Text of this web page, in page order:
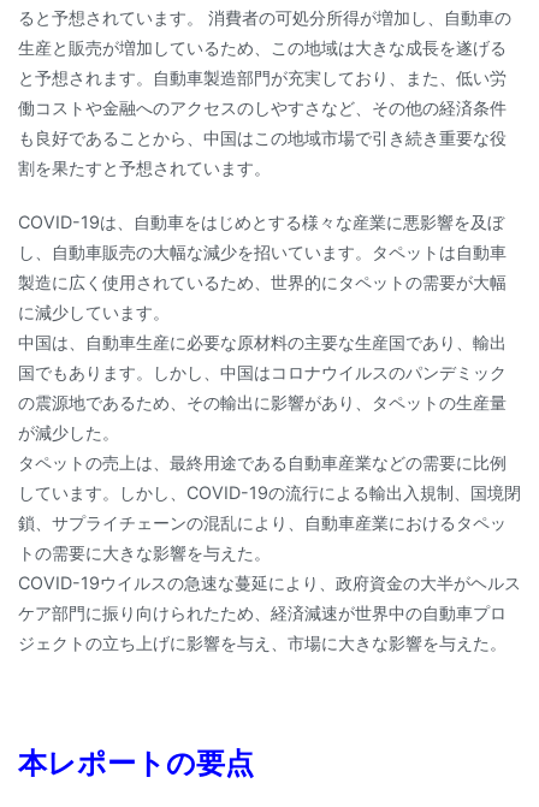
ると予想されています。 消費者の可処分所得が増加し、自動車の
生産と販売が増加しているため、この地域は大きな成長を遂げる
と予想されます。自動車製造部門が充実しており、また、低い労
働コストや金融へのアクセスのしやすさなど、その他の経済条件
も良好であることから、中国はこの地域市場で引き続き重要な役
割を果たすと予想されています。
COVID-19は、自動車をはじめとする様々な産業に悪影響を及ぼ
し、自動車販売の大幅な減少を招いています。タペットは自動車
製造に広く使用されているため、世界的にタペットの需要が大幅
に減少しています。
中国は、自動車生産に必要な原材料の主要な生産国であり、輸出
国でもあります。しかし、中国はコロナウイルスのパンデミック
の震源地であるため、その輸出に影響があり、タペットの生産量
が減少した。
タペットの売上は、最終用途である自動車産業などの需要に比例
しています。しかし、COVID-19の流行による輸出入規制、国境閉
鎖、サプライチェーンの混乱により、自動車産業におけるタペッ
トの需要に大きな影響を与えた。
COVID-19ウイルスの急速な蔓延により、政府資金の大半がヘルス
ケア部門に振り向けられたため、経済減速が世界中の自動車プロ
ジェクトの立ち上げに影響を与え、市場に大きな影響を与えた。
本レポートの要点